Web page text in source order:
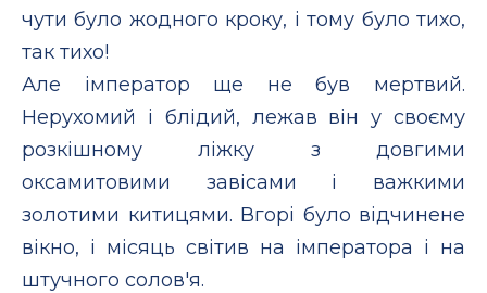
чути було жодного кроку, і тому було тихо,
так тихо!
Але імператор ще не був мертвий.
Нерухомий і блідий, лежав він у своєму
розкішному ліжку з довгими
оксамитовими завісами і важкими
золотими китицями. Вгорі було відчинене
вікно, і місяць світив на імператора і на
штучного солов'я.